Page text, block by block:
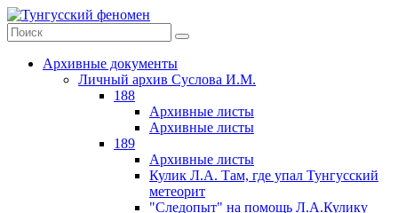
Архивные документы
Личный архив Суслова И.М.
188
Архивные листы
Архивные листы
189
Архивные листы
Кулик Л.А. Там, где упал Тунгусский
метеорит
"Следопыт" на помощь Л.А.Кулику